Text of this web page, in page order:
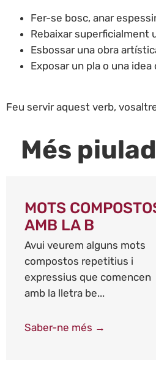
Fer-se bosc, anar
Rebaixar superficialment
Esbossar una obra
Exposar un pla o una
Feu servir aquest verb,
Més
MOTS
AMB LA B
Avui veurem alguns mots
compostos repetitius i
expressius que comencen
amb la lletra be...
Saber-ne més →